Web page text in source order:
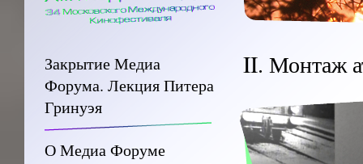
Закрытие Медиа
Форума. Лекция Питера
Гринуэя
О Медиа Форуме
II. Монтаж